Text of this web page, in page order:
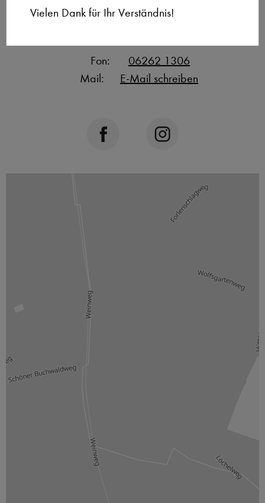
Vielen Dank für Ihr Verständnis!
Schulstraße 6
Fon:
06262 1306
Mail:
E-Mail schreiben